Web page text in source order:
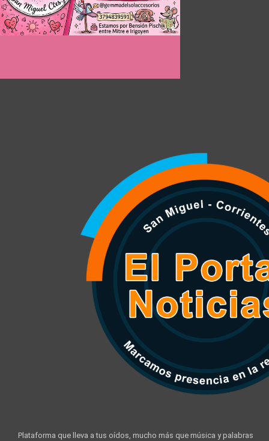
Plataforma que lleva a tus oídos, mucho más que música y palabras